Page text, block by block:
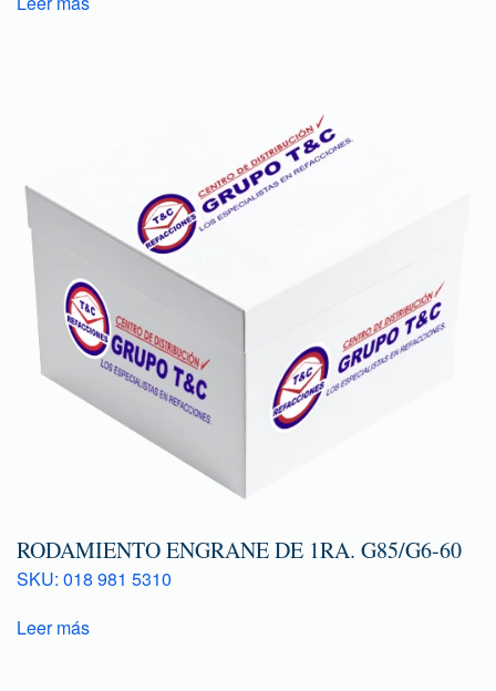
RODAMIENTO ENGRANE DE 1RA. G85/G6-60
SKU: 018 981 5310
Leer más